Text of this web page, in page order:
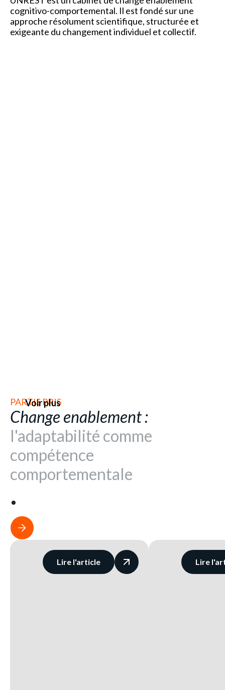
cognitivo-comportemental. Il est fondé sur une
approche résolument scientifique, structurée et
exigeante du changement individuel et collectif.
PARTIS PRIS
Change enablement :
l'adaptabilité comme
compétence
comportementale
Voir plus
Lire l'article Lire